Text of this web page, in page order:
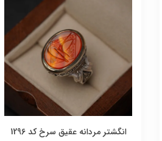
انگشتر مردانه عقیق سرخ کد 1296